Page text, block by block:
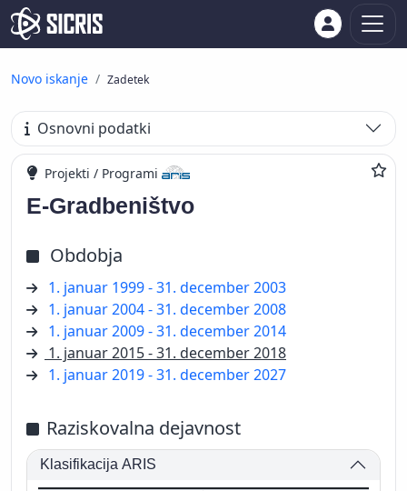
Novo iskanje Zadetek
Osnovni podatki
Projekti / Programi
E-Gradbeništvo
Obdobja
1. januar 1999 - 31. december 2003
1. januar 2004 - 31. december 2008
1. januar 2009 - 31. december 2014
1. januar 2015 - 31. december 2018
1. januar 2019 - 31. december 2027
Raziskovalna dejavnost
Klasifikacija ARIS